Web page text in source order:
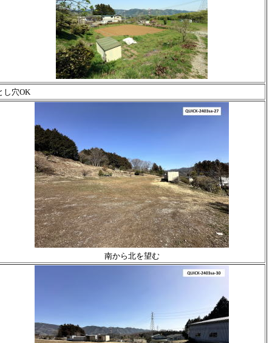
し穴OK
南から北を望む